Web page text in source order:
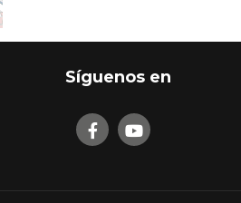
Síguenos en